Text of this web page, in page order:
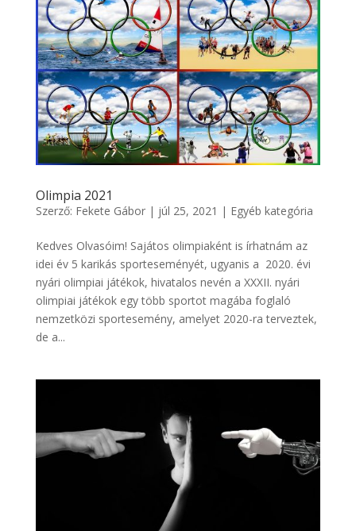
Olimpia 2021
Szerző: Fekete Gábor| júl 25, 2021 | Egyéb kategória
Kedves Olvasóim! Sajátos olimpiaként is írhatnám az
idei év 5 karikás sporteseményét, ugyanis a 2020. évi
nyári olimpiai játékok, hivatalos nevén a XXXII. nyári
olimpiai játékok egy több sportot magába foglaló
nemzetközi sportesemény, amelyet 2020-ra terveztek,
de a...